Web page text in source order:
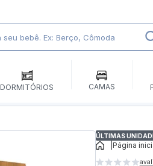
DORMITÓRIOS CAMAS
ÚLTIMAS
Página